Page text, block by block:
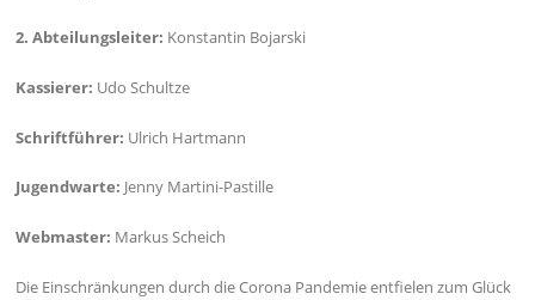
2. Abteilungsleiter: Konstantin Bojarski
Kassierer: Udo Schultze
Schriftführer: Ulrich Hartmann
Jugendwarte: Jenny Martini-Pastille
Webmaster: Markus Scheich
Die Einschränkungen durch die Corona Pandemie entfielen zum Glück